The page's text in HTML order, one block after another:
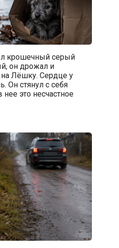
крошечный серый
он дрожал и
на Лёшку. Сердце у
Он стянул с себя
нее это несчастное